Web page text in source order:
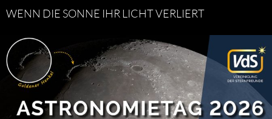
WENN DIE SONNE IHR LICHT VERLIERT